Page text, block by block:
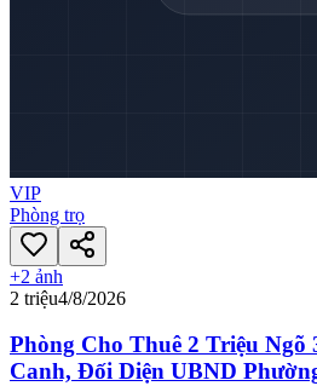
VIP
Phòng trọ
+2 ảnh
2 triệu4/8/2026
Phòng Cho Thuê 2 Triệu Ngõ
Canh, Đối Diện UBND